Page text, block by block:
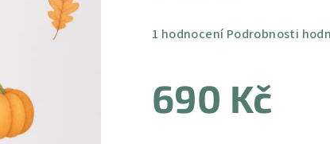
Průměrné
je
5,0
1 hodnocení Podrobnosti
690 Kč